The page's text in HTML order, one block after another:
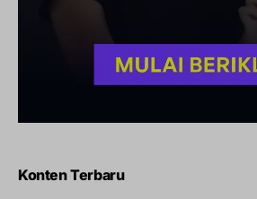
Konten Terbaru